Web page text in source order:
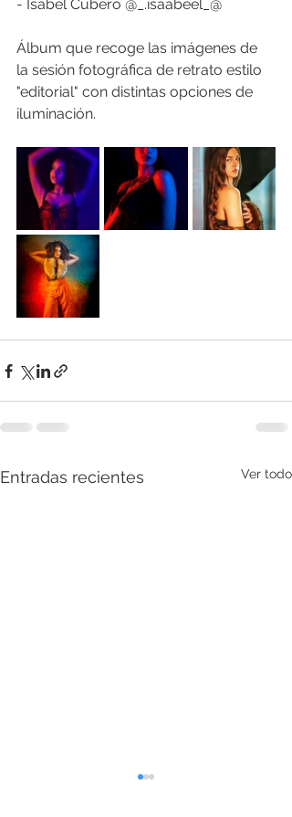
- Isabel Cubero @_.isaabeel_@
Álbum que recoge las imágenes de
la sesión fotográfica de retrato estilo
"editorial" con distintas opciones de
iluminación.
Entradas recientes Ver todo